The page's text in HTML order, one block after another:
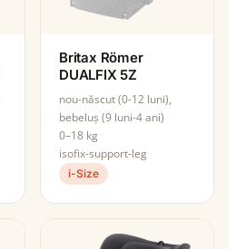
Britax Römer
DUALFIX 5Z
nou-născut (0-12 luni),
bebeluș (9 luni-4 ani)
0–18 kg
isofix-support-leg
i-Size